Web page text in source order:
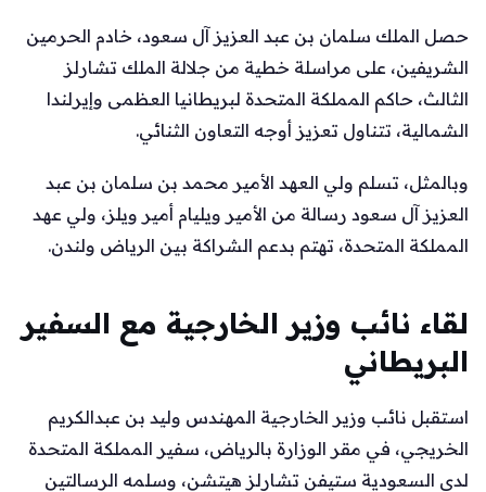
حصل الملك سلمان بن عبد العزيز آل سعود، خادم الحرمين
الشريفين، على مراسلة خطية من جلالة الملك تشارلز
الثالث، حاكم المملكة المتحدة لبريطانيا العظمى وإيرلندا
الشمالية، تتناول تعزيز أوجه التعاون الثنائي.
وبالمثل، تسلم ولي العهد الأمير محمد بن سلمان بن عبد
العزيز آل سعود رسالة من الأمير ويليام أمير ويلز، ولي عهد
المملكة المتحدة، تهتم بدعم الشراكة بين الرياض ولندن.
لقاء نائب وزير الخارجية مع السفير
البريطاني
استقبل نائب وزير الخارجية المهندس وليد بن عبدالكريم
الخريجي، في مقر الوزارة بالرياض، سفير المملكة المتحدة
لدى السعودية ستيفن تشارلز هيتشن، وسلمه الرسالتين